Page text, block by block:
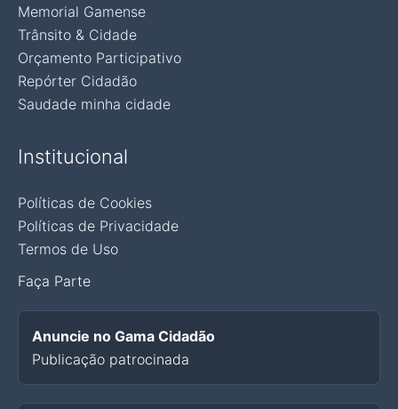
Memorial Gamense
Trânsito & Cidade
Orçamento Participativo
Repórter Cidadão
Saudade minha cidade
Institucional
Políticas de Cookies
Políticas de Privacidade
Termos de Uso
Faça Parte
Anuncie no Gama Cidadão
Publicação patrocinada